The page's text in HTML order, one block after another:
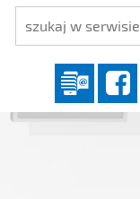
szukaj